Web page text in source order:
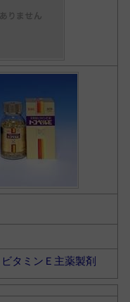
ビタミンＥ主薬製剤